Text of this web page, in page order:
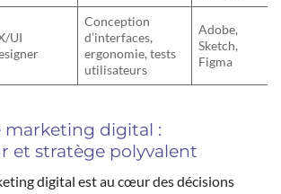
UI
Conception
d’interfaces,
ergonomie, tests
utilisateurs
Adobe,
Sketch,
Figma
marketing digital :
et stratège polyvalent
digital est au cœur des décisions